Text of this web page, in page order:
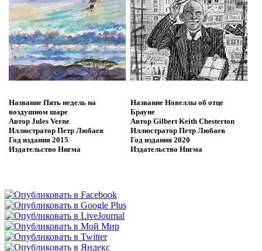
Название Пять недель на
воздушном шаре
Автор Jules Verne
Иллюстратор Петр Любаев
Год издания 2015
Издательство Нигма
Название Новеллы об отце
Брауне
Автор Gilbert Keith Chesterton
Иллюстратор Петр Любаев
Год издания 2020
Издательство Нигма